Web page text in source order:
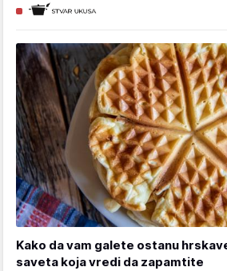
Kako da vam galete ostanu
saveta koja vredi da zapamtite